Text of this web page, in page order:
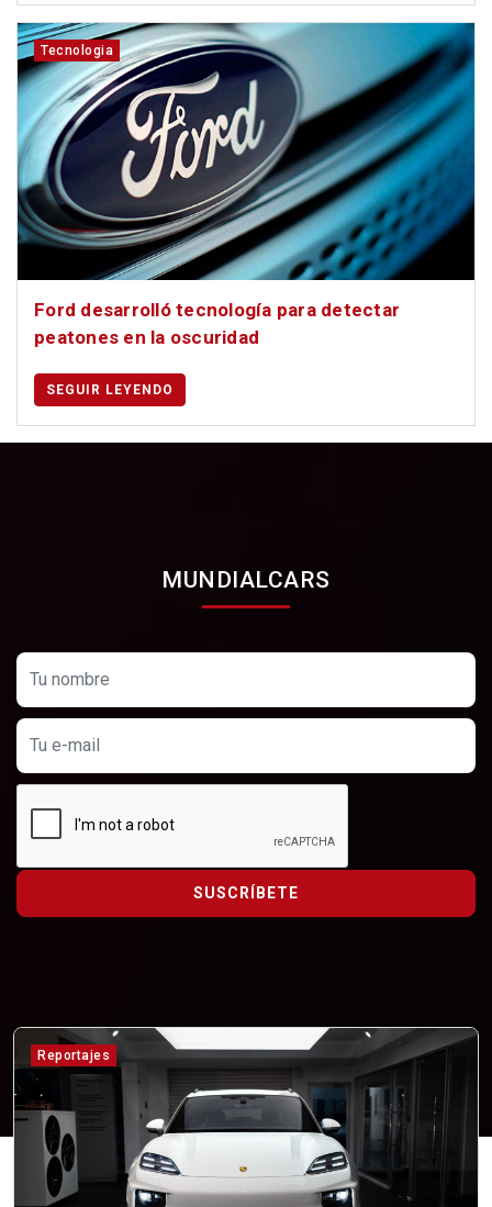
Tecnologia
Ford desarrolló tecnología para detectar
peatones en la oscuridad
SEGUIR LEYENDO
MUNDIALCARS
SUSCRÍBETE
Reportajes